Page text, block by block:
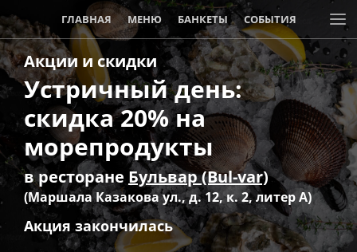
ГЛАВНАЯ МЕНЮ БАНКЕТЫ СОБЫТИЯ
АКЦИИ И СКИДКИ
Акции и скидки
Устричный день:
скидка 20% на
морепродукты
в ресторане Бульвар (Bul-var)
(Маршала Казакова ул., д. 12, к. 2, литер А)
Акция закончилась